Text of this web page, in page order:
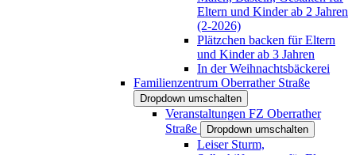
Eltern und Kinder ab 2 Jahren
(2-2026)
Plätzchen backen für Eltern
und Kinder ab 3 Jahren
In der Weihnachtsbäckerei
Familienzentrum Oberrather Straße
Dropdown umschalten
Veranstaltungen FZ Oberrather
Straße
Dropdown umschalten
Leiser Sturm,